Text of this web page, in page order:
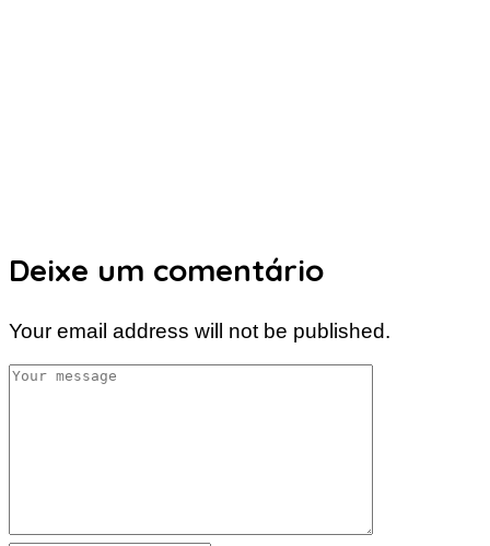
Deixe um comentário
Your email address will not be published.